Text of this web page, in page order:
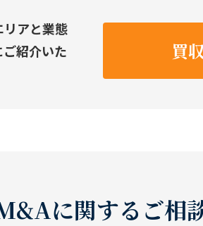
アと業態
紹介いた
買
に関するご相